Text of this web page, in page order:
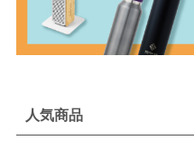
人気商品